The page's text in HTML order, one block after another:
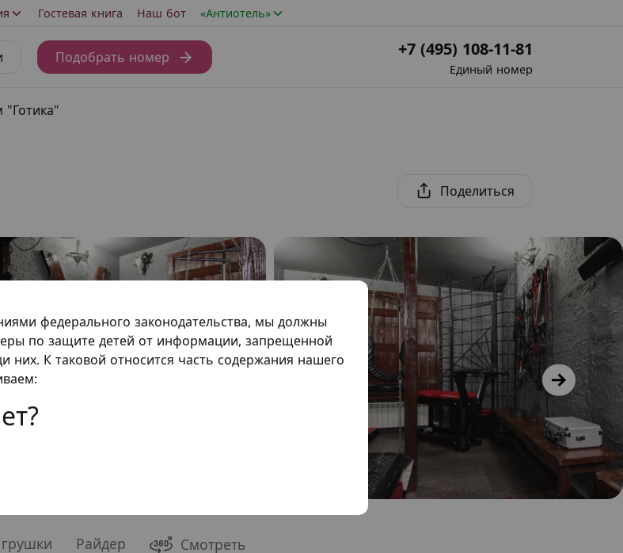
федерального законодательства, мы должны
по защите детей от информации, запрещенной
них. К таковой относится часть содержания нашего
Гостевая книга Наш бот «Антиотель»
Подобрать номер +7 (495) 108-11-81
Единый номер
Поделиться
Райдер Смотреть